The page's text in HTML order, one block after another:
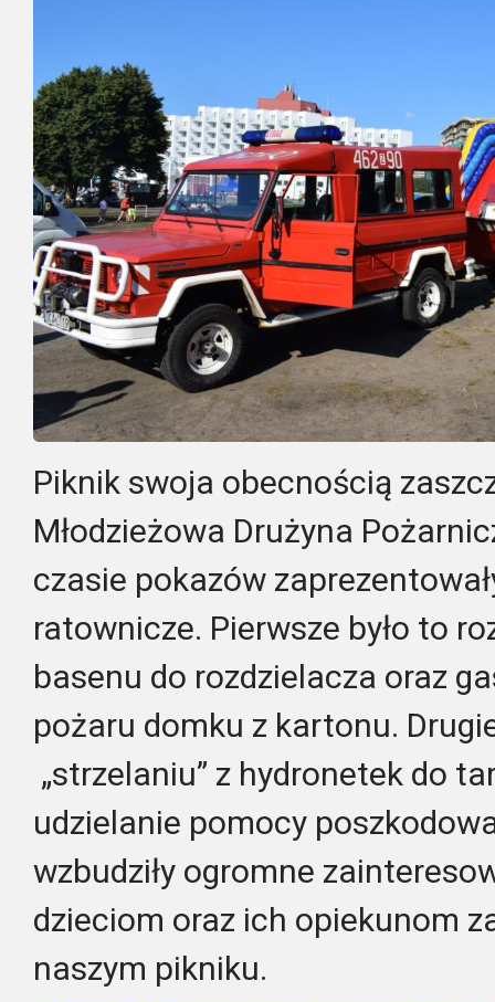
Piknik swoja obecnością
Młodzieżowa Drużyna
czasie pokazów
ratownicze. Pierwsze było to
basenu do rozdzielacza oraz
pożaru domku z kartonu.
„strzelaniu” z hydronetek do
udzielanie pomocy
wzbudziły ogromne
dzieciom oraz ich opiekunom
naszym pikniku.